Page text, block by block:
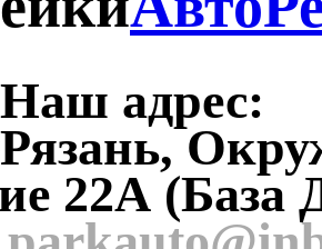
Наш адрес:
Рязань,
22А (База